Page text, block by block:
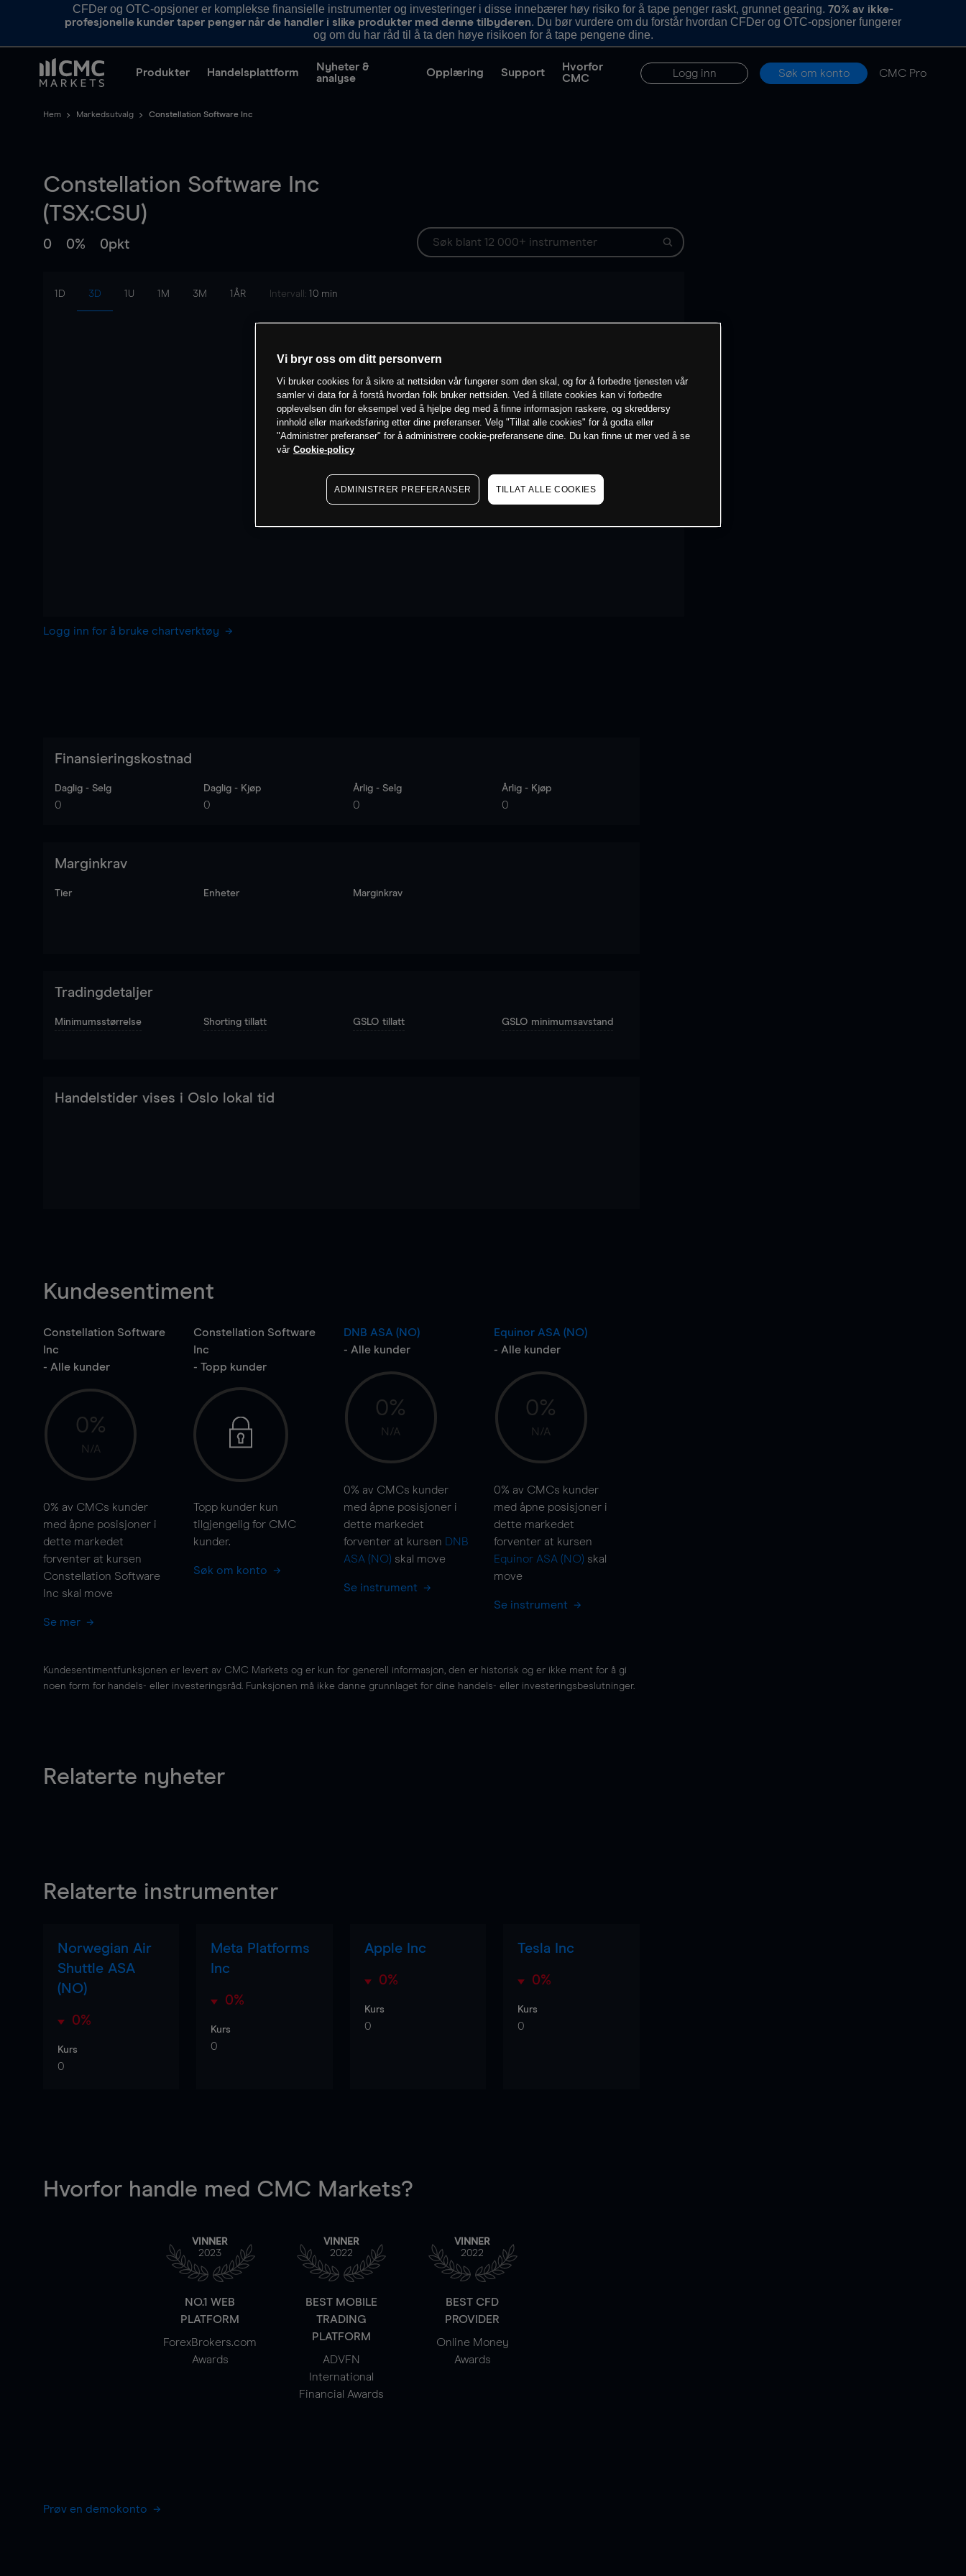
CFDer og OTC-opsjoner er komplekse finansielle instrumenter og investeringer i disse innebærer høy risiko for å tape penger raskt, grunnet gearing.70% av ikke-
profesjonelle kunder taper penger når de handler i slike produkter med denne tilbyderen. Du bør vurdere om du forstår hvordan CFDer og OTC-opsjoner fungerer
og om du har råd til å ta den høye risikoen for å tape pengene dine.
Produkter Handelsplattform
Nyheter &
analyse
Opplæring Support
Hvorfor
CMC
Logg inn Søk om konto CMC Pro
Hem Markedsutvalg Constellation Software Inc
Constellation Software Inc
(TSX:CSU)
0 0% 0pkt
1D 3D 1U 1M 3M 1ÅR Intervall: 10 min
Logg inn for å bruke chartverktøy
Finansieringskostnad
Daglig - Selg
0
Daglig - Kjøp
0
Årlig - Selg
0
Årlig - Kjøp
0
Marginkrav
Tier Enheter Marginkrav
Tradingdetaljer
Minimumsstørrelse Shorting tillatt GSLO tillatt GSLO minimumsavstand
Handelstider vises i Oslo lokal tid
Kundesentiment
Constellation Software
Inc
- Alle kunder
0%
N/A
0% av CMCs kunder
med åpne posisjoner i
dette markedet
forventer at kursen
Constellation Software
Inc skal move
Se mer
Constellation Software
Inc
- Topp kunder
Topp kunder kun
tilgjengelig for CMC
kunder.
Søk om konto
DNB ASA (NO)
- Alle kunder
0%
N/A
0% av CMCs kunder
med åpne posisjoner i
dette markedet
forventer at kursen DNB
ASA (NO) skal move
Se instrument
Equinor ASA (NO)
- Alle kunder
0%
N/A
0% av CMCs kunder
med åpne posisjoner i
dette markedet
forventer at kursen
Equinor ASA (NO) skal
move
Se instrument
Kundesentimentfunksjonen er levert av CMC Markets og er kun for generell informasjon, den er historisk og er ikke ment for å gi
noen form for handels- eller investeringsråd. Funksjonen må ikke danne grunnlaget for dine handels- eller investeringsbeslutninger.
Relaterte nyheter
Relaterte instrumenter
Norwegian Air
Shuttle ASA
(NO)
0%
Kurs
0
Meta Platforms
Inc
0%
Kurs
0
Apple Inc
0%
Kurs
0
Tesla Inc
0%
Kurs
0
Hvorfor handle med CMC Markets?
VINNER
2023
NO.1 WEB
PLATFORM
ForexBrokers.com
Awards
VINNER
2022
BEST MOBILE
TRADING
PLATFORM
ADVFN
International
Financial Awards
VINNER
2022
BEST CFD
PROVIDER
Online Money
Awards
Prøv en demokonto
Vi bryr oss om ditt personvern
Vi bruker cookies for å sikre at nettsiden vår fungerer som den skal, og for å forbedre tjenesten vår
samler vi data for å forstå hvordan folk bruker nettsiden. Ved å tillate cookies kan vi forbedre
opplevelsen din for eksempel ved å hjelpe deg med å finne informasjon raskere, og skreddersy
innhold eller markedsføring etter dine preferanser. Velg "Tillat alle cookies" for å godta eller
"Administrer preferanser" for å administrere cookie-preferansene dine. Du kan finne ut mer ved å se
vår Cookie-policy
ADMINISTRER PREFERANSER TILLAT ALLE COOKIES